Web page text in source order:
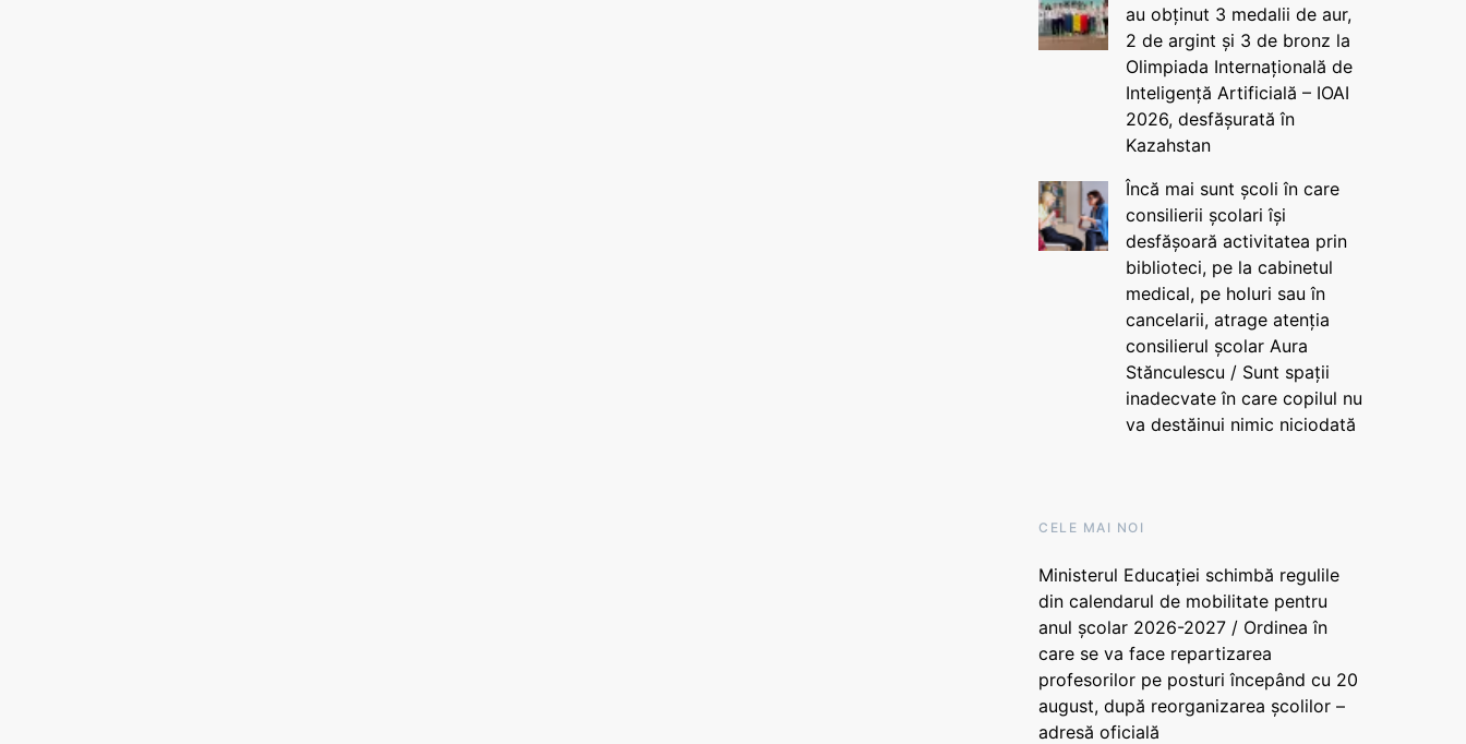
au obținut 3 medalii de aur,
2 de argint și 3 de bronz la
Olimpiada Internațională de
Inteligență Artificială – IOAI
2026, desfășurată în
Kazahstan
Încă mai sunt școli în care
consilierii școlari își
desfășoară activitatea prin
biblioteci, pe la cabinetul
medical, pe holuri sau în
cancelarii, atrage atenția
consilierul școlar Aura
Stănculescu / Sunt spații
inadecvate în care copilul nu
va destăinui nimic niciodată
CELE MAI NOI
Ministerul Educației schimbă regulile
din calendarul de mobilitate pentru
anul școlar 2026-2027 / Ordinea în
care se va face repartizarea
profesorilor pe posturi începând cu 20
august, după reorganizarea școlilor –
adresă oficială